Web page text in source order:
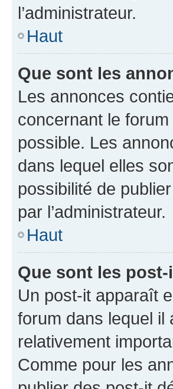
l’administrateur.
Haut
Que sont les
Les annonces
concernant le
possible. Les
dans lequel elles
possibilité de
par l’administrateur.
Haut
Que sont les post-
Un post-it apparaît
forum dans lequel il
relativement
Comme pour les